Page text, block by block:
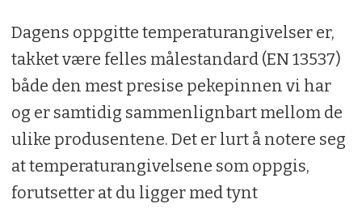
Dagens oppgitte temperaturangivelser er,
takket være felles målestandard (EN 13537)
både den mest presise pekepinnen vi har
og er samtidig sammenlignbart mellom de
ulike produsentene. Det er lurt å notere seg
at temperaturangivelsene som oppgis,
forutsetter at du ligger med tynt